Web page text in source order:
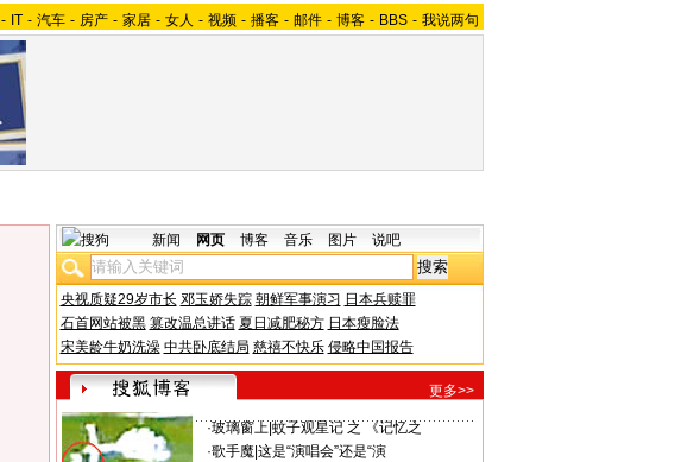
- IT - 汽车 - 房产 - 家居 - 女人 - 视频 - 播客 - 邮件 - 博客 - BBS - 我说两句
新闻 网页 博客 音乐 图片 说吧
央视质疑29岁市长 邓玉娇失踪 朝鲜军事演习 日本兵赎罪
石首网站被黑 篡改温总讲话 夏日减肥秘方 日本瘦脸法
宋美龄牛奶洗澡 中共卧底结局 慈禧不快乐 侵略中国报告
更多>>
·玻璃窗上| 蚊子观星记 之 《记忆之
·歌手魔| 这是“演唱会”还是“演